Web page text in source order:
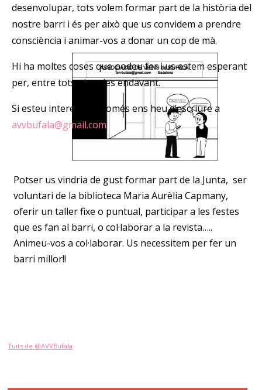
desenvolupar, tots volem formar part de la història del
nostre barri i és per això que us convidem a prendre
consciència i animar-vos a donar un cop de mà.
Hi ha moltes coses que podeu fer i us estem esperant
per, entre tots, tirar-les endavant.
Si esteu interessats només ens heu d’escriure a
avvbufala@gmail.com
Potser us vindria de gust formar part de la Junta, ser
voluntari de la biblioteca Maria Aurèlia Capmany,
oferir un taller fixe o puntual, participar a les festes
que es fan al barri, o col·laborar a la revista…..
Animeu-vos a col·laborar. Us necessitem per fer un
barri millor!!
Tuits de @AVVBufala